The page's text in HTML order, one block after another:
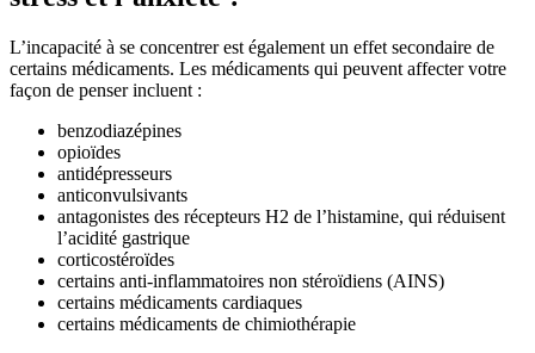
L’incapacité à se concentrer est également un effet secondaire de
certains médicaments. Les médicaments qui peuvent affecter votre
façon de penser incluent :
benzodiazépines
opioïdes
antidépresseurs
anticonvulsivants
antagonistes des récepteurs H2 de l’histamine, qui réduisent
l’acidité gastrique
corticostéroïdes
certains anti-inflammatoires non stéroïdiens (AINS)
certains médicaments cardiaques
certains médicaments de chimiothérapie